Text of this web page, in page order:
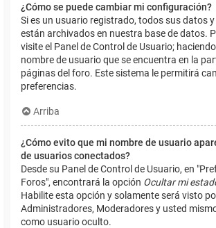
¿Cómo se puede cambiar mi configuración?
Si es un usuario registrado, todos sus datos
están archivados en nuestra base de datos.
visite el Panel de Control de Usuario;
nombre de usuario que se encuentra en la
páginas del foro. Este sistema le permitirá
preferencias.
Arriba
¿Cómo evito que mi nombre de usuario
de usuarios conectados?
Desde su Panel de Control de Usuario, en
Foros", encontrará la opción Ocultar mi
Habilite esta opción y solamente será visto
Administradores, Moderadores y usted
como usuario oculto.